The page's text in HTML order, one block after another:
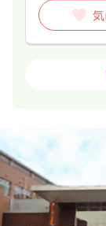
オペ室(手
8:30～
4週8休以上
月給30万円